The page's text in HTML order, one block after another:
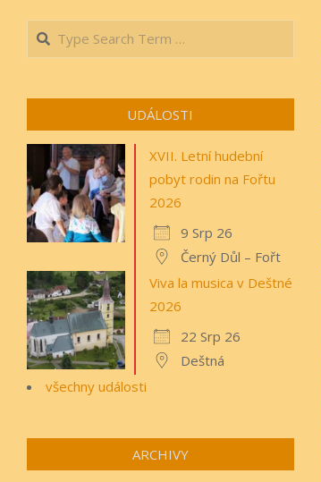
Search
UDÁLOSTI
XVII. Letní hudební
pobyt rodin na Fořtu
2026
9 Srp 26
Černý Důl – Fořt
Viva la musica v Deštné
2026
22 Srp 26
Deštná
všechny události
ARCHIVY